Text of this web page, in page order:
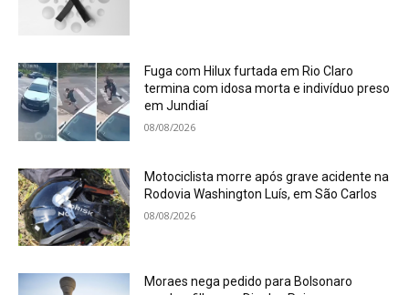
Fuga com Hilux furtada em Rio Claro
termina com idosa morta e indivíduo preso
em Jundiaí
08/08/2026
Motociclista morre após grave acidente na
Rodovia Washington Luís, em São Carlos
08/08/2026
Moraes nega pedido para Bolsonaro